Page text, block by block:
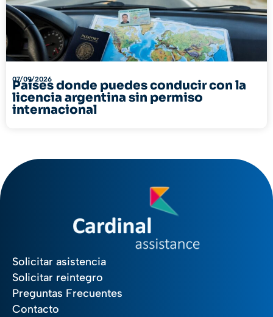
07/09/2026
Países donde puedes conducir con la
licencia argentina sin permiso
internacional
Solicitar asistencia
Solicitar reintegro
Preguntas Frecuentes
Contacto